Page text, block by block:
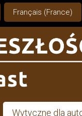
Français (France)
Wytyczne dla